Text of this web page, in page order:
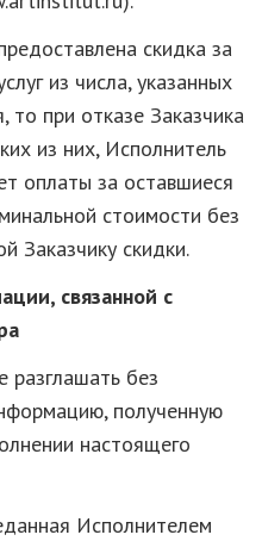
скидка за
из числа, указанных
то при отказе Заказчика
из них, Исполнитель
оплаты за оставшиеся
стоимости без
Заказчику скидки.
связанной с
разглашать без
полученную
настоящего
Исполнителем